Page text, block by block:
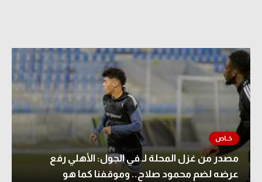
مصدر من غزل المحلة لـ في الجول: الأهلي رفع
عرضه لضم محمود صلاح.. وموقفنا كما هو